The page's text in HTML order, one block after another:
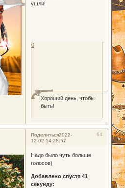
ушли!
Хороший день, чтобы
быть!
0
Поделиться 64
2022-
12-02 14:28:57
Надо было чуть больше
голосов)
Добавлено спустя 41
секунду: